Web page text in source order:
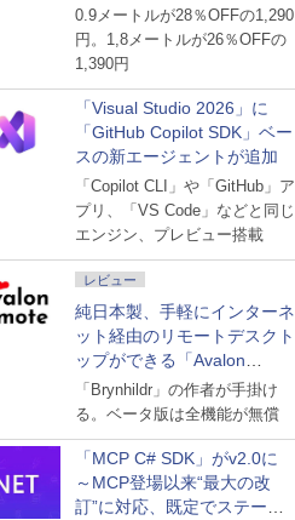
らし応援サマーSale】
0.9メートルが28％OFFの1,290
円。1,8メートルが26％OFFの
1,390円
「Visual Studio 2026」に
「GitHub Copilot SDK」ベー
スの新エージェントが追加
「Copilot CLI」や「GitHub」ア
プリ、「VS Code」などと同じ
エンジン、プレビュー搭載
レビュー
純日本製、手軽にインターネ
ット経由のリモートデスクト
ップができる「Avalon
remote」
「Brynhildr」の作者が手掛け
る。ベータ版は全機能が無償
「MCP C# SDK」がv2.0に
～MCP登場以来“最大の改
訂”に対応、既定でステート